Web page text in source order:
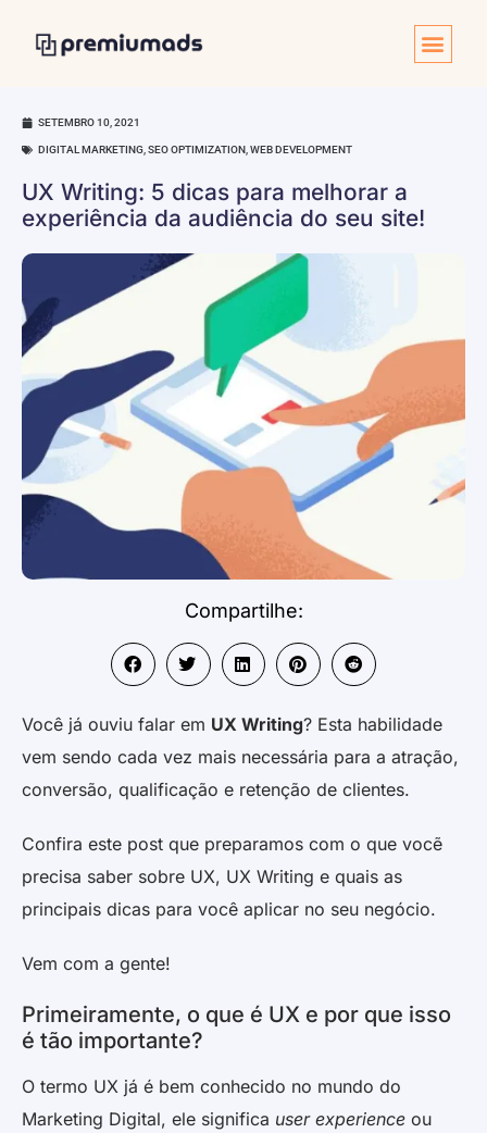
SETEMBRO 10, 2021
DIGITAL MARKETING SEO OPTIMIZATION WEB DEVELOPMENT
UX Writing: 5 dicas para melhorar a
experiência da audiência do seu site!
Compartilhe:
Você já ouviu falar em UX Writing? Esta habilidade
vem sendo cada vez mais necessária para a atração,
conversão, qualificação e retenção de clientes.
Confira este post que preparamos com o que vocẽ
precisa saber sobre UX, UX Writing e quais as
principais dicas para você aplicar no seu negócio.
Vem com a gente!
Primeiramente, o que é UX e por que isso
é tão importante?
O termo UX já é bem conhecido no mundo do
Marketing Digital, ele significa user experience ou